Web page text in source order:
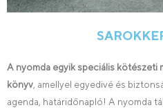
A nyomda egyik speciális kötészeti
könyv , amellyel egyedivé és
agenda, határidőnapló! A nyomda